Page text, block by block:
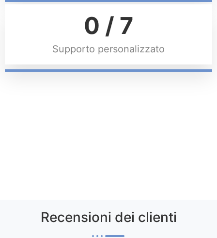
0 / 7
Supporto personalizzato
Recensioni dei clienti